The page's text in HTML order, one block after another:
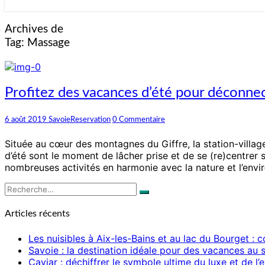
Archives de
Tag: Massage
Profitez
des
vacances
d’été
déconnecter
à
Samoëns
Profitez des vacances d’été pour
6 août 2019 SavoieReservation Commentaires
0 Commentaire
Située au cœur des montagnes du Giffre, la station-
d’été sont le moment de lâcher prise et de se
nombreuses activités en harmonie avec la nature et
Rechercher :
Recherche
Articles récents
Les nuisibles à Aix-les-Bains et au lac du Bourget :
Savoie : la destination idéale pour des vacances au
Caviar : déchiffrer le symbole ultime du luxe et de